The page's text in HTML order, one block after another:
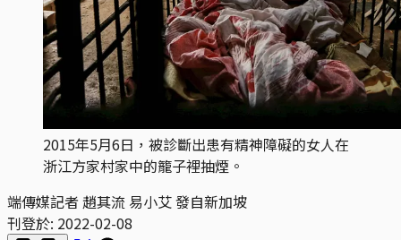
2015年5月6日，被診斷出患有精神障礙的女人在
浙江方家村家中的籠子裡抽煙。
端傳媒記者 趙其流 易小艾 發自新加坡
刊登於: 2022-02-08